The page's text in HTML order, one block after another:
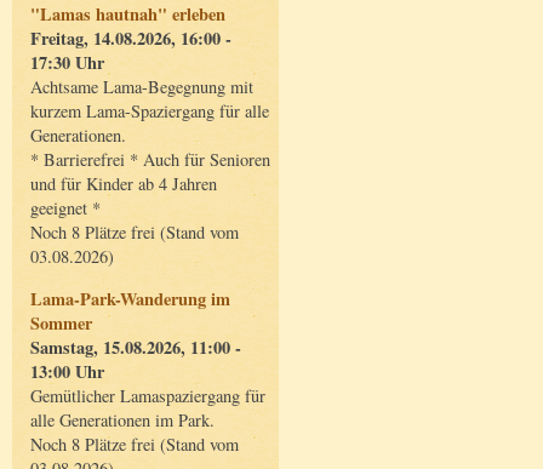
"Lamas hautnah" erleben
Freitag, 14.08.2026, 16:00 -
17:30 Uhr
Achtsame Lama-Begegnung mit
kurzem Lama-Spaziergang für alle
Generationen.
* Barrierefrei * Auch für Senioren
und für Kinder ab 4 Jahren
geeignet *
Noch 8 Plätze frei (Stand vom
03.08.2026)
Lama-Park-Wanderung im
Sommer
Samstag, 15.08.2026, 11:00 -
13:00 Uhr
Gemütlicher Lamaspaziergang für
alle Generationen im Park.
Noch 8 Plätze frei (Stand vom